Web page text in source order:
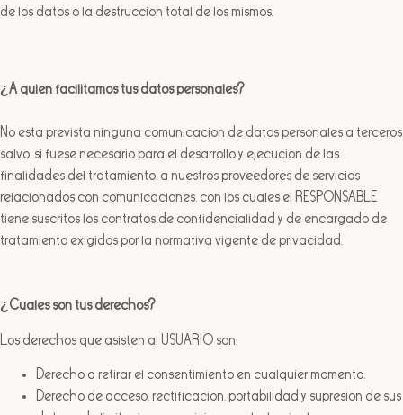
de los datos o la destrucción total de los mismos.
¿A quién facilitamos tus datos personales?
No está prevista ninguna comunicación de datos personales a terceros
salvo, si fuese necesario para el desarrollo y ejecución de las
finalidades del tratamiento, a nuestros proveedores de servicios
relacionados con comunicaciones, con los cuales el RESPONSABLE
tiene suscritos los contratos de confidencialidad y de encargado de
tratamiento exigidos por la normativa vigente de privacidad.
¿Cuáles son tus derechos?
Los derechos que asisten al USUARIO son:
Derecho a retirar el consentimiento en cualquier momento.
Derecho de acceso, rectificación, portabilidad y supresión de sus